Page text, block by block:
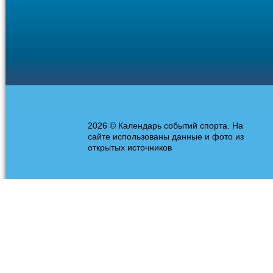
2026 © Календарь событий спорта. На
сайте использованы данные и фото из
открытых источников